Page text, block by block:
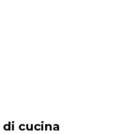
Esperienze
di cucina